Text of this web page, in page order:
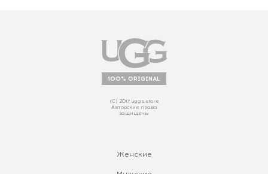
100% ORIGINAL
(С) 2017 uggs.store
Авторские права
защищены
Женские